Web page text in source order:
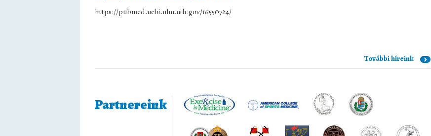
https://pubmed.ncbi.nlm.nih.gov/16550724/
További híreink
Partnereink